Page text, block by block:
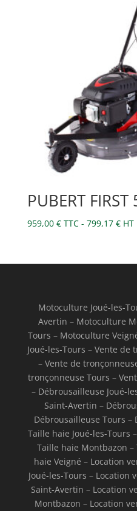
PUBERT FIRST
959,00 € TTC - 799,17 €HT
Motoculture Joué-les-
Avertin – Motoculture
Tours – Motoculture
Joué-les-Tours – Vente de
–Vente de
tronçonneuse Tours –
– Débrousailleuse Joué-
Saint-Avertin –
Débrousailleuse Tours –
Taille haie Joué-les-Tours
Taille haie Montbazon –
haie Veigné – Location
Joué-les-Tours – Location
Saint-Avertin – Location
Montbazon – Location